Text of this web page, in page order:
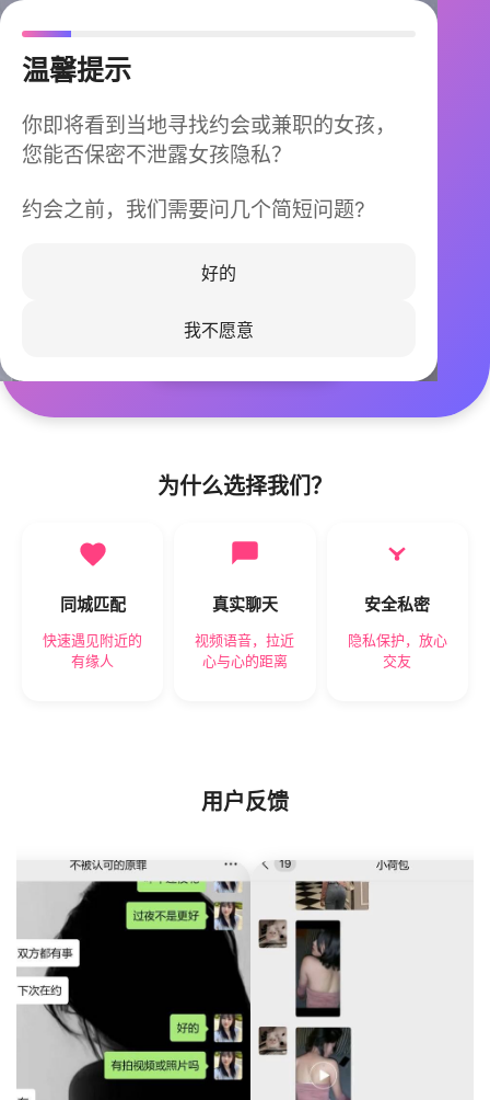
温馨提示
你即将看到当地寻找约会或兼职的女孩，
您能否保密不泄露女孩隐私？
约会之前，我们需要问几个简短问题?
好的
我不愿意
今晚不再孤单
同城快速匹配，马上认识身边的TA
立即下载
为什么选择我们？
同城匹配
快速遇见附近的
有缘人
真实聊天
视频语音，拉近
心与心的距离
安全私密
隐私保护，放心
交友
用户反馈